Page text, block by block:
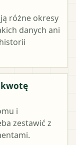
różne okresy
danych ani
kwotę
i
zestawić z